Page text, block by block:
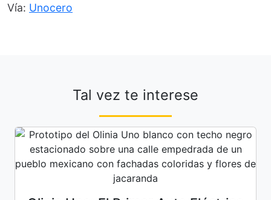
Vía: Unocero
Tal vez te interese